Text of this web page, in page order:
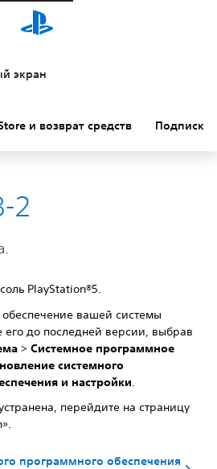
экран
и возврат средств Подписки
2
PlayStation®5.
вашей системы
его до последней версии, выбрав
> Системное программное
системного
и настройки
перейдите на страницу
программного обеспечения